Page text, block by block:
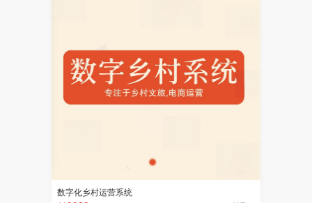
数字化乡村运营系统